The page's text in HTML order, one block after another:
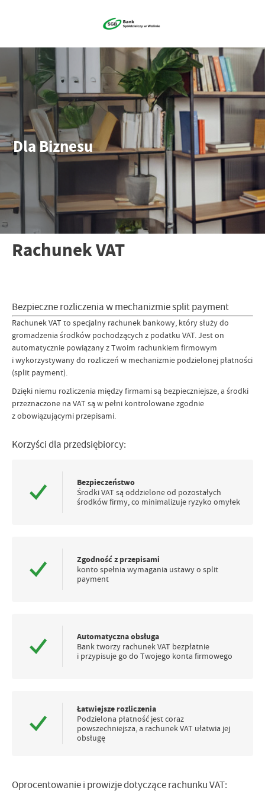
Dla Biznesu
Rachunek VAT
Bezpieczne rozliczenia w mechanizmie split payment
Rachunek VAT to specjalny rachunek bankowy, który służy do
gromadzenia środków pochodzących z podatku VAT. Jest on
automatycznie powiązany z Twoim rachunkiem firmowym
i wykorzystywany do rozliczeń w mechanizmie podzielonej płatności
(split payment).
Dzięki niemu rozliczenia między firmami są bezpieczniejsze, a środki
przeznaczone na VAT są w pełni kontrolowane zgodnie
z obowiązującymi przepisami.
Korzyści dla przedsiębiorcy:
Bezpieczeństwo
Środki VAT są oddzielone od pozostałych
środków firmy, co minimalizuje ryzyko omyłek
Zgodność z przepisami
konto spełnia wymagania ustawy o split
payment
Automatyczna obsługa
Bank tworzy rachunek VAT bezpłatnie
i przypisuje go do Twojego konta firmowego
Łatwiejsze rozliczenia
Podzielona płatność jest coraz
powszechniejsza, a rachunek VAT ułatwia jej
obsługę
Oprocentowanie i prowizje dotyczące rachunku VAT: